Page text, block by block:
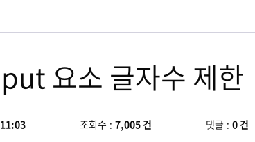
요소 글자수 제한
조회수 7,005 건 댓글 0 건